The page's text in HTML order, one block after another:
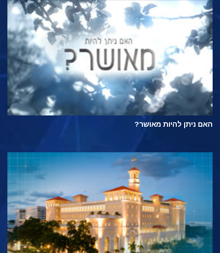
האם ניתן להיות מאושר?